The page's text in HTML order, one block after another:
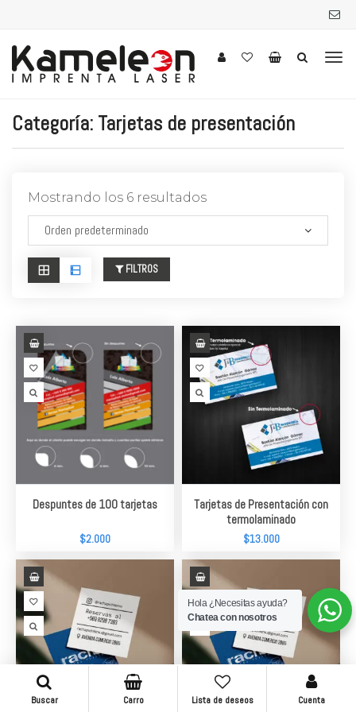
Categoría: Tarjetas de presentación
Mostrando los 6 resultados
FILTROS
Despuntes de 100 tarjetas
$2.000
Tarjetas de Presentación con
termolaminado
$13.000
Buscar Carro Lista de deseos Cuenta
Hola ¿Necesitas ayuda?
Chatea con nosotros